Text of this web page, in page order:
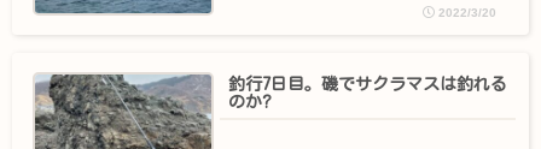
2022/3/20
釣行7日目。磯でサクラマスは釣れる
のか?